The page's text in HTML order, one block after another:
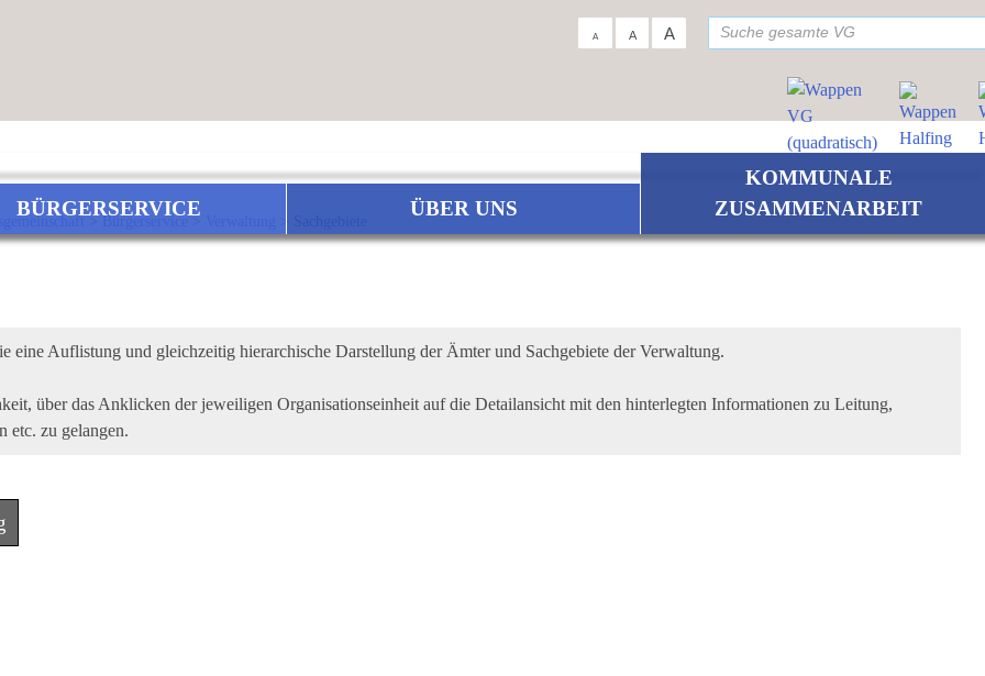
A A A
BÜRGERSERVICE ÜBER UNS
KOMMUNALE
ZUSAMMENARBEIT
>Bürgerservice>
eine Auflistung und gleichzeitig hierarchische Darstellung der Ämter und Sachgebiete der Verwaltung.
über das Anklicken der jeweiligen Organisationseinheit auf die Detailansicht mit den hinterlegten Informationen zu Leitung,
etc. zu gelangen.